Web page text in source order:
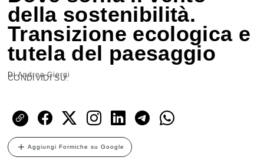
della sostenibilità.
Transizione ecologica e
tutela del paesaggio
DiAndrea Giorgi
CONDIVIDI SU:
Aggiungi Formiche su Google